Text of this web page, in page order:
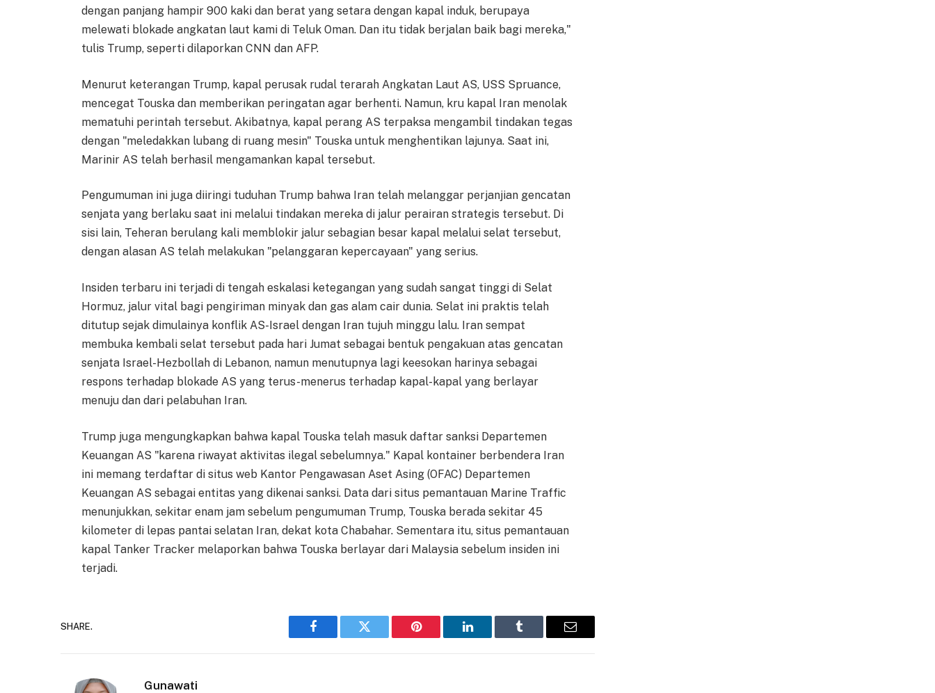
dengan panjang hampir 900 kaki dan berat yang setara dengan kapal induk, berupaya
melewati blokade angkatan laut kami di Teluk Oman. Dan itu tidak berjalan baik bagi mereka,"
tulis Trump, seperti dilaporkan CNN dan AFP.
Menurut keterangan Trump, kapal perusak rudal terarah Angkatan Laut AS, USS Spruance,
mencegat Touska dan memberikan peringatan agar berhenti. Namun, kru kapal Iran menolak
mematuhi perintah tersebut. Akibatnya, kapal perang AS terpaksa mengambil tindakan tegas
dengan "meledakkan lubang di ruang mesin" Touska untuk menghentikan lajunya. Saat ini,
Marinir AS telah berhasil mengamankan kapal tersebut.
Pengumuman ini juga diiringi tuduhan Trump bahwa Iran telah melanggar perjanjian gencatan
senjata yang berlaku saat ini melalui tindakan mereka di jalur perairan strategis tersebut. Di
sisi lain, Teheran berulang kali memblokir jalur sebagian besar kapal melalui selat tersebut,
dengan alasan AS telah melakukan "pelanggaran kepercayaan" yang serius.
Insiden terbaru ini terjadi di tengah eskalasi ketegangan yang sudah sangat tinggi di Selat
Hormuz, jalur vital bagi pengiriman minyak dan gas alam cair dunia. Selat ini praktis telah
ditutup sejak dimulainya konflik AS-Israel dengan Iran tujuh minggu lalu. Iran sempat
membuka kembali selat tersebut pada hari Jumat sebagai bentuk pengakuan atas gencatan
senjata Israel-Hezbollah di Lebanon, namun menutupnya lagi keesokan harinya sebagai
respons terhadap blokade AS yang terus-menerus terhadap kapal-kapal yang berlayar
menuju dan dari pelabuhan Iran.
Trump juga mengungkapkan bahwa kapal Touska telah masuk daftar sanksi Departemen
Keuangan AS "karena riwayat aktivitas ilegal sebelumnya." Kapal kontainer berbendera Iran
ini memang terdaftar di situs web Kantor Pengawasan Aset Asing (OFAC) Departemen
Keuangan AS sebagai entitas yang dikenai sanksi. Data dari situs pemantauan Marine Traffic
menunjukkan, sekitar enam jam sebelum pengumuman Trump, Touska berada sekitar 45
kilometer di lepas pantai selatan Iran, dekat kota Chabahar. Sementara itu, situs pemantauan
kapal Tanker Tracker melaporkan bahwa Touska berlayar dari Malaysia sebelum insiden ini
terjadi.
SHARE.
Facebook Twitter Pinterest LinkedIn Tumblr Email
Gunawati